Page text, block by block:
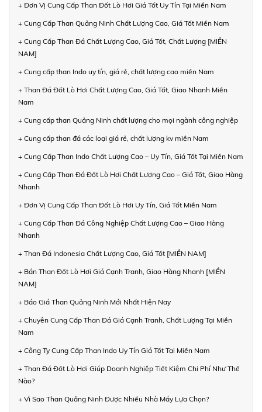
+ Đơn Vị Cung Cấp Than Đốt Lò Hơi Giá Tốt Uy Tín Tại Miền Nam
+ Cung Cấp Than Quảng Ninh Chất Lượng Cao, Giá Tốt Miền Nam
+ Cung Cấp Than Đá Chất Lượng Cao, Giá Tốt, Chất Lượng [MIỀN
NAM]
+ Cung cấp than Indo uy tín, giá rẻ, chất lượng cao miền Nam
+ Than Đá Đốt Lò Hơi Chất Lượng Cao, Giá Tốt, Giao Nhanh Miền
Nam
+ Cung cấp than Quảng Ninh chất lượng cho mọi ngành công nghiệp
+ Cung cấp than đá các loại giá rẻ, chất lượng kv miền Nam
+ Cung Cấp Than Indo Chất Lượng Cao – Uy Tín, Giá Tốt Tại Miền Nam
+ Cung Cấp Than Đá Đốt Lò Hơi Chất Lượng Cao – Giá Tốt, Giao Hàng
Nhanh
+ Đơn Vị Cung Cấp Than Đốt Lò Hơi Uy Tín, Giá Tốt Miền Nam
+ Cung Cấp Than Đá Công Nghiệp Chất Lượng Cao – Giao Hàng
Nhanh
+ Than Đá Indonesia Chất Lượng Cao, Giá Tốt [MIỀN NAM]
+ Bán Than Đốt Lò Hơi Giá Cạnh Tranh, Giao Hàng Nhanh [MIỀN
NAM]
+ Báo Giá Than Quảng Ninh Mới Nhất Hiện Nay
+ Chuyên Cung Cấp Than Đá Giá Cạnh Tranh, Chất Lượng Tại Miền
Nam
+ Công Ty Cung Cấp Than Indo Uy Tín Giá Tốt Tại Miền Nam
+ Than Đá Đốt Lò Hơi Giúp Doanh Nghiệp Tiết Kiệm Chi Phí Như Thế
Nào?
+ Vì Sao Than Quảng Ninh Được Nhiều Nhà Máy Lựa Chọn?